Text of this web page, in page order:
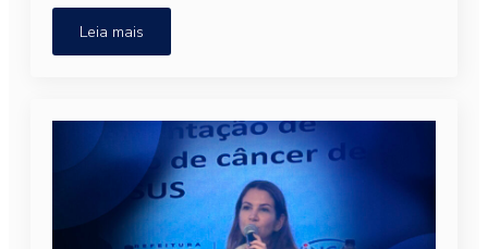
Leia mais